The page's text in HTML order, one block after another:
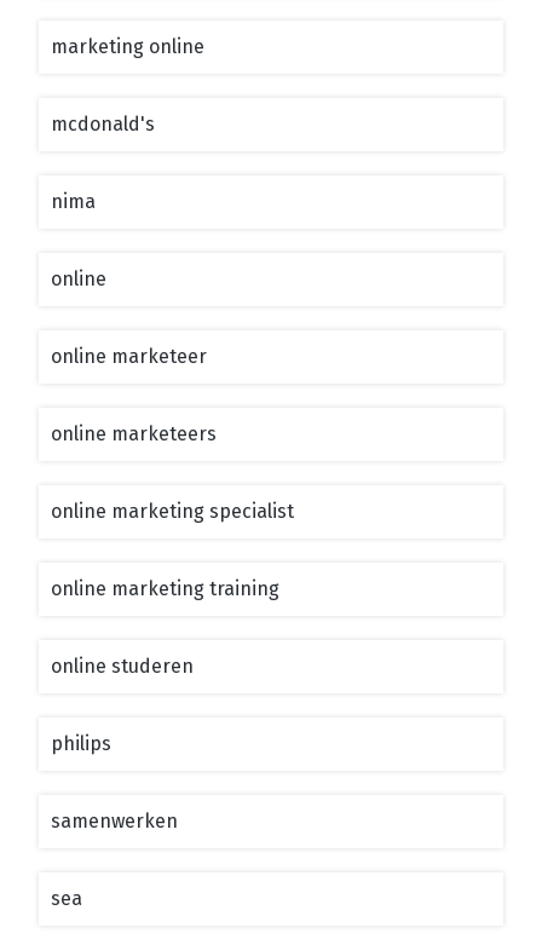
marketing online
mcdonald's
nima
online
online marketeer
online marketeers
online marketing specialist
online marketing training
online studeren
philips
samenwerken
sea